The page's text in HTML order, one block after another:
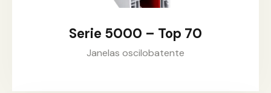
Serie 5000 – Top 70
Janelas oscilobatente